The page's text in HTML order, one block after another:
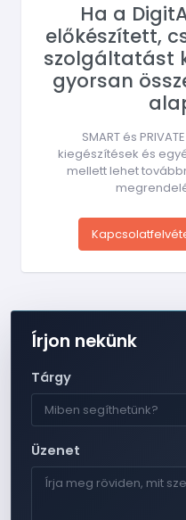
Ha a
előkészített,
szolgáltatást
gyorsan
SMART és
kiegészítések és
mellett lehet
Írjon nekünk
Tárgy
Üzenet